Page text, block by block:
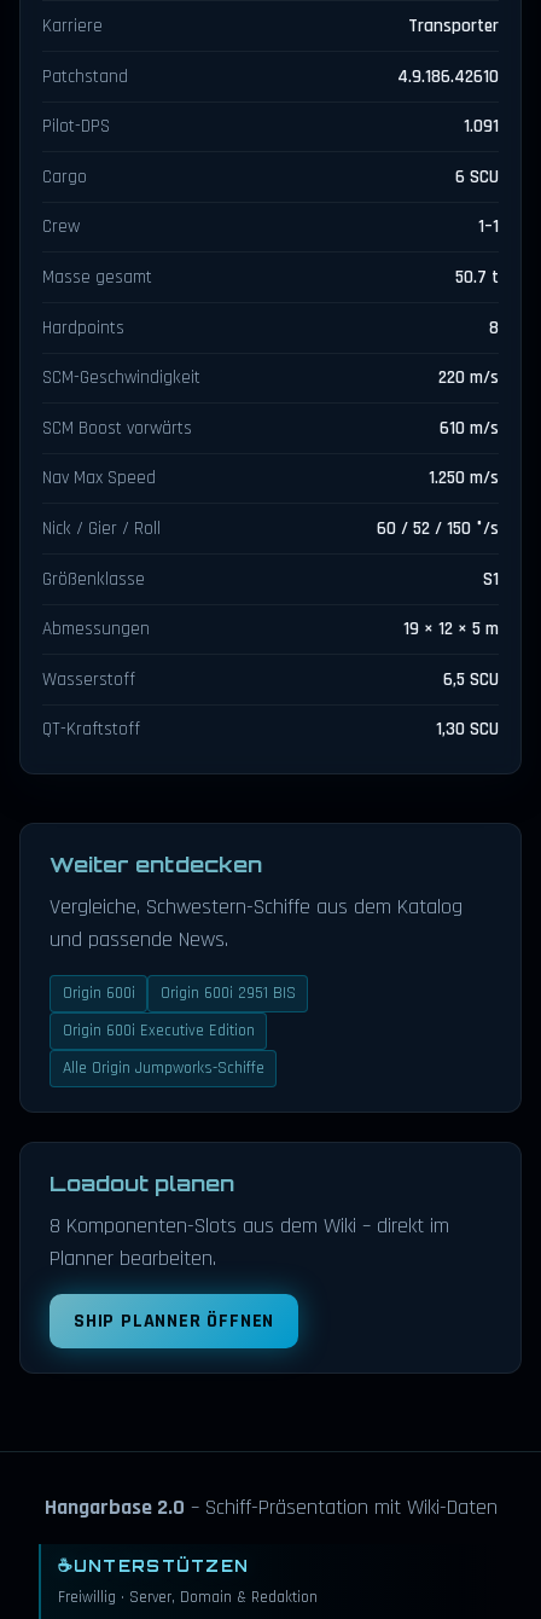
Karriere Transporter
Patchstand 4.9.186.42610
Pilot-DPS 1.091
Cargo 6 SCU
Crew 1–1
Masse gesamt 50.7 t
Hardpoints 8
SCM-Geschwindigkeit 220 m/s
SCM Boost vorwärts 610 m/s
Nav Max Speed 1.250 m/s
Nick / Gier / Roll 60 / 52 / 150 °/s
Größenklasse S1
Abmessungen 19 × 12 × 5 m
Wasserstoff 6,5 SCU
QT-Kraftstoff 1,30 SCU
Weiter entdecken
Vergleiche, Schwestern-Schiffe aus dem Katalog
und passende News.
Origin 600i
Origin 600i 2951 BIS
Origin 600i Executive Edition
Alle Origin Jumpworks-Schiffe
Loadout planen
8 Komponenten-Slots aus dem Wiki – direkt im
Planner bearbeiten.
SHIP PLANNER ÖFFNEN
Hangarbase 2.0 – Schiff-Präsentation mit Wiki-Daten
☕UNTERSTÜTZEN
Freiwillig · Server, Domain & Redaktion